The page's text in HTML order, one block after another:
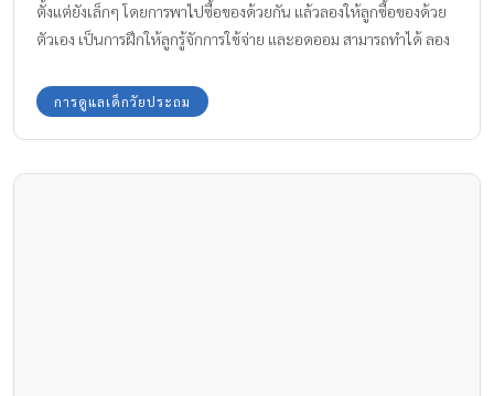
ตั้งแต่ยังเล็กๆ โดยการพาไปซื้อของด้วยกัน แล้วลองให้ลูกซื้อของด้วย
ตัวเอง เป็นการฝึกให้ลูกรู้จักการใช้จ่าย และอดออม สามารถทำได้ ลอง
กำหนดให้ 100 บาท
การดูแลเด็กวัยประถม